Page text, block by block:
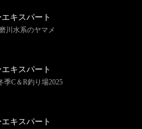
キスパート
川水系のヤマメ
キスパート
季C＆R釣り場2025
キスパート